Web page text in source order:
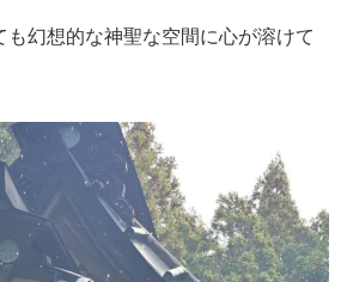
も幻想的な神聖な空間に心が溶けて